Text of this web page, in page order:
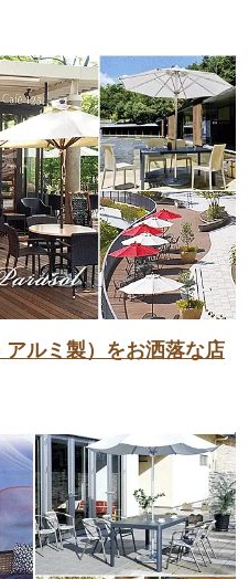
ルミ製）をお洒落な店